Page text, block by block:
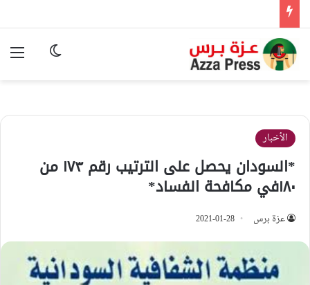
الوضع
الأخبار
*السودان يحصل على الترتيب رقم ١٧٣ من
١٨٠في مكافحة الفساد*
عزة برس 2021-01-28